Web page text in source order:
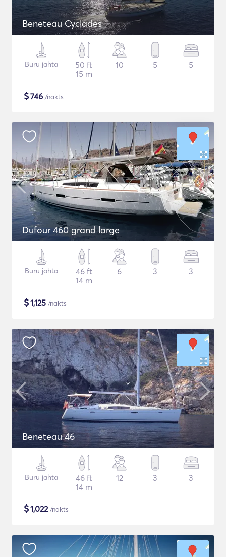
Beneteau Cyclades
Buru jahta
50 ft
15 m
10 5 5
$746 /nakts
Dufour 460 grand large
Buru jahta
46 ft
14 m
6 3 3
$1,125 /nakts
Beneteau 46
Buru jahta
46 ft
14 m
12 3 3
$1,022/nakts